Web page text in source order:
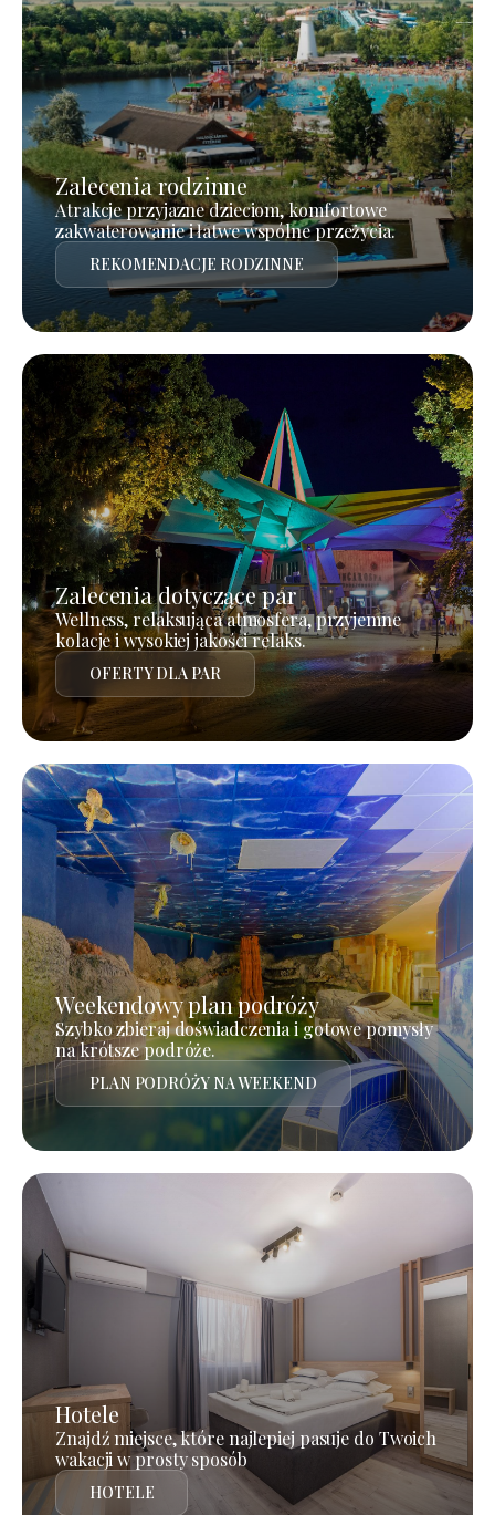
Zalecenia rodzinne
Atrakcje przyjazne dzieciom, komfortowe
zakwaterowanie i łatwe wspólne przeżycia.
REKOMENDACJE RODZINNE
Zalecenia dotyczące par
Wellness, relaksująca atmosfera, przyjemne
kolacje i wysokiej jakości relaks.
OFERTY DLA PAR
Weekendowy plan podróży
Szybko zbieraj doświadczenia i gotowe pomysły
na krótsze podróże.
PLAN PODRÓŻY NA WEEKEND
Hotele
Znajdź miejsce, które najlepiej pasuje do Twoich
wakacji w prosty sposób
HOTELE